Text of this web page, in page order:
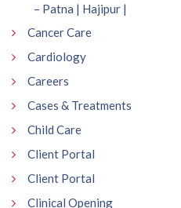
– Patna | Hajipur |
Cancer Care
Cardiology
Careers
Cases & Treatments
Child Care
Client Portal
Client Portal
Clinical Opening